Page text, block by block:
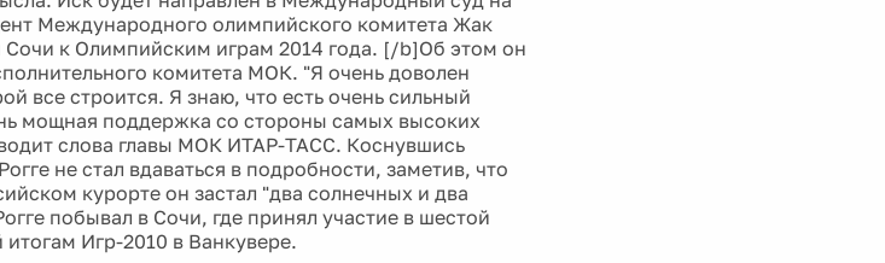
Международного олимпийского комитета Жак
Сочи к Олимпийским играм 2014 года. [/b]Об этом он
комитета МОК. "Я очень доволен
все строится. Я знаю, что есть очень сильный
мощная поддержка со стороны самых высоких
слова главы МОК ИТАР-ТАСС. Коснувшись
не стал вдаваться в подробности, заметив, что
курорте он застал "два солнечных и два
побывал в Сочи, где принял участие в шестой
Игр-2010 в Ванкувере.